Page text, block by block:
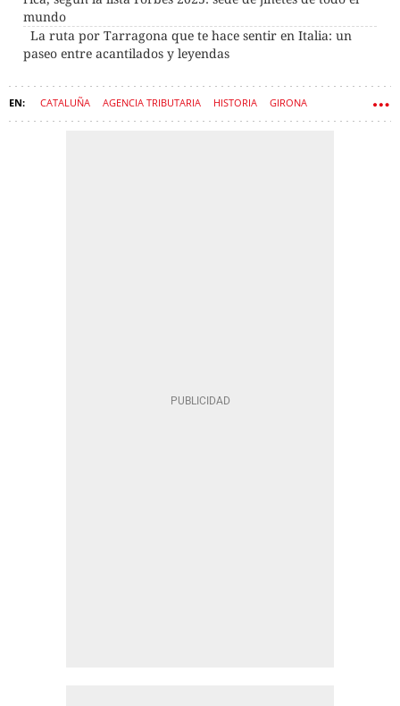
mundo
La ruta por Tarragona que te hace sentir en Italia: un
paseo entre acantilados y leyendas
CATALUÑA AGENCIA TRIBUTARIA HISTORIA GIRONA